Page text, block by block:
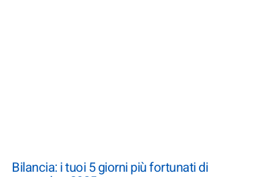
Bilancia: i tuoi 5 giorni più fortunati di